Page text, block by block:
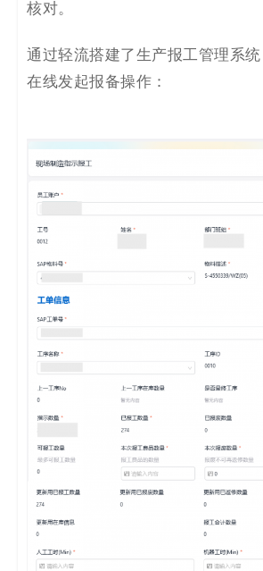
核对。
通过轻流搭建了生产报工管理系
在线发起报备操作：